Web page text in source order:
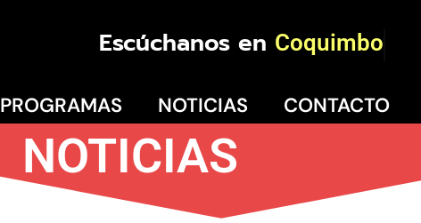
Escúchanos en Coquimbo
PROGRAMAS NOTICIAS CONTACTO
NOTICIAS